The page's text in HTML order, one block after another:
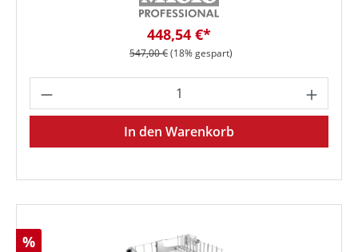
Verkaufspreis:
448,54 €*
Regulärer Preis:
547,00 €(18% gespart)
Produkt Anzahl: Gib den
In den Warenkorb
Rabatt
%